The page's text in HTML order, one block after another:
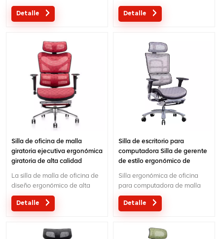
calidad directa de fábrica al
por mayor MOQ es UNA pieza,
personalizado con sus
necesidades es aceptable.
Detalle
transpirable y soporte lumbar
separado. El servicio
Detalle
Silla de oficina de malla
giratoria ejecutiva ergonómica
giratoria de alta calidad
La silla de malla de oficina de
diseño ergonómico de alta
calidad directa de fábrica al
por mayor MOQ es UNA pieza,
personalizado con sus
Detalle
Silla de escritorio para
computadora Silla de gerente
de estilo ergonómico de
Silla ergonómica de oficina
para computadora de malla
completa de color negro con
reposapiés
Detalle